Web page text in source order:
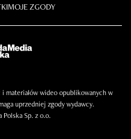
MOJE ZGODY
materiałów wideo opublikowanych w
uprzedniej zgody wydawcy.
Sp. z o.o.